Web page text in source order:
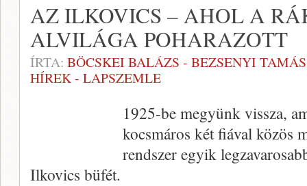
AZ ILKOVICS – AHOL A
ALVILÁGA POHARAZOTT
ÍRTA: BÖCSKEI BALÁZS - BEZSENYI TAMÁS
HÍREK - LAPSZEMLE
1925-be megyünk vissza,
kocsmáros két fiával közös
rendszer egyik
Ilkovics büfét.